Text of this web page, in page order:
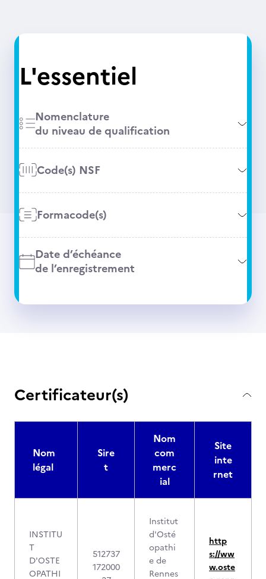
L'essentiel
Nomenclature
du niveau de qualification
Code(s) NSF
Formacode(s)
Date d’échéance
de l’enregistrement
Certificateur(s)
Nom
légal
Sire
t
Nom
com
merc
ial
Site
inte
rnet
INSTITU
T
D'OSTE
OPATHI
512737
172000
Institut
d'Osté
opathi
e de
Rennes
http
s://ww
w.oste